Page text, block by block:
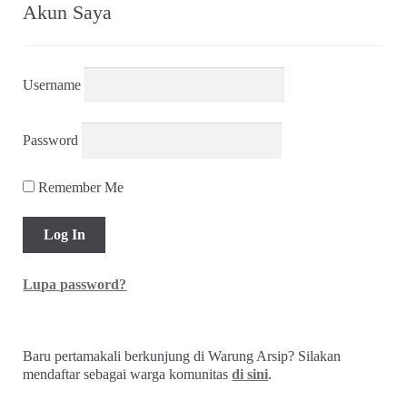
Akun Saya
Username
Password
Remember Me
Lupa password?
Baru pertamakali berkunjung di Warung Arsip? Silakan
mendaftar sebagai warga komunitasdi sini.